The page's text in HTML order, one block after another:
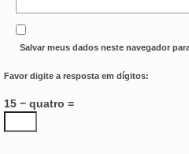
Salvar meus dados neste navegador
Favor digite a resposta em dígitos:
15 − quatro =